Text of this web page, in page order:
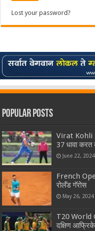
Lost your password?
Popular Posts
Virat Kohli :
37 धावा करत
June 22, 2024
French
रोलॅंड गॅरोस
May 26, 2024
T20 World
दक्षिण